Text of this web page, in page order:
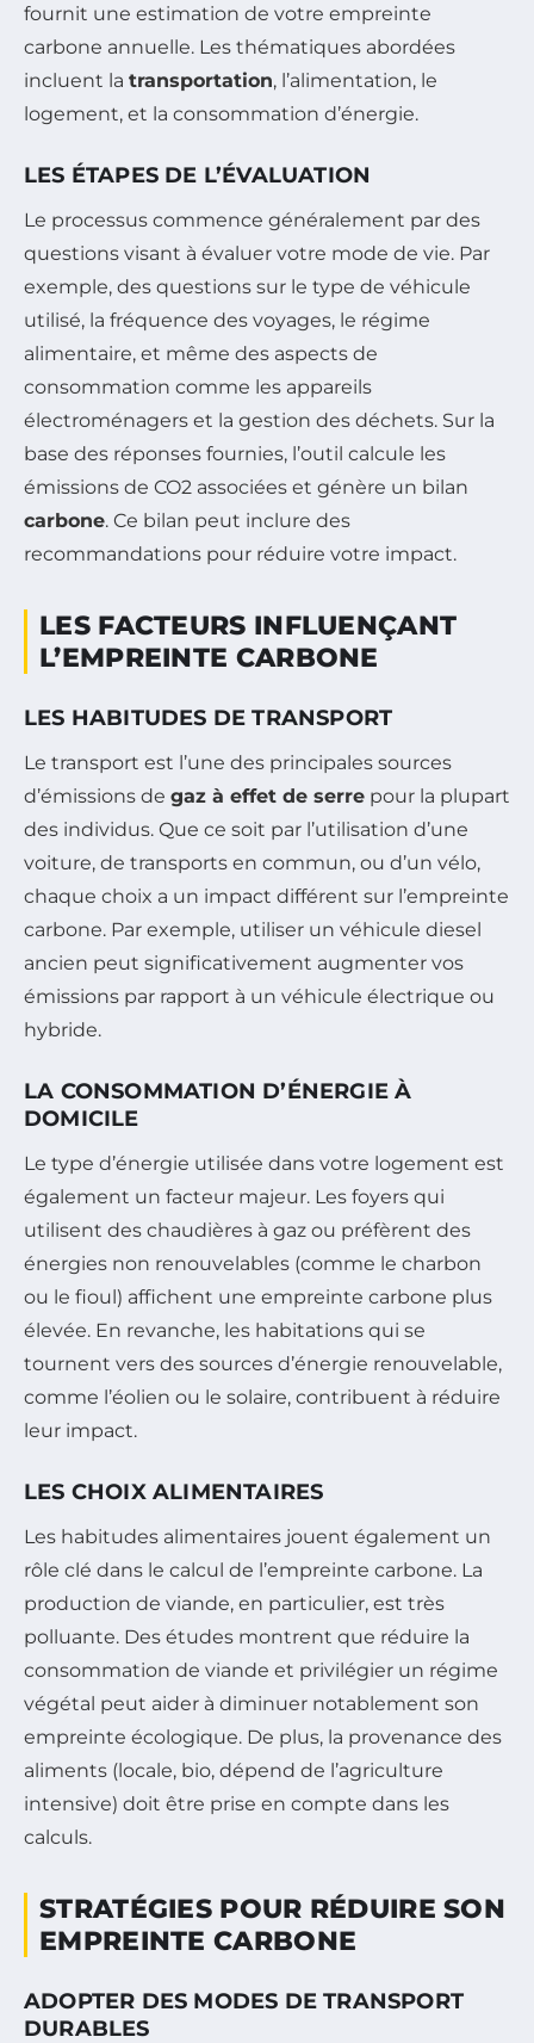
fournit une estimation de votre empreinte
carbone annuelle. Les thématiques abordées
incluent la transportation, l’alimentation, le
logement, et la consommation d’énergie.
LES ÉTAPES DE L’ÉVALUATION
Le processus commence généralement par des
questions visant à évaluer votre mode de vie. Par
exemple, des questions sur le type de véhicule
utilisé, la fréquence des voyages, le régime
alimentaire, et même des aspects de
consommation comme les appareils
électroménagers et la gestion des déchets. Sur la
base des réponses fournies, l’outil calcule les
émissions de CO2 associées et génère un bilan
carbone. Ce bilan peut inclure des
recommandations pour réduire votre impact.
LES FACTEURS INFLUENÇANT
L’EMPREINTE CARBONE
LES HABITUDES DE TRANSPORT
Le transport est l’une des principales sources
d’émissions de gaz à effet de serre pour la plupart
des individus. Que ce soit par l’utilisation d’une
voiture, de transports en commun, ou d’un vélo,
chaque choix a un impact différent sur l’empreinte
carbone. Par exemple, utiliser un véhicule diesel
ancien peut significativement augmenter vos
émissions par rapport à un véhicule électrique ou
hybride.
LA CONSOMMATION D’ÉNERGIE À
DOMICILE
Le type d’énergie utilisée dans votre logement est
également un facteur majeur. Les foyers qui
utilisent des chaudières à gaz ou préfèrent des
énergies non renouvelables (comme le charbon
ou le fioul) affichent une empreinte carbone plus
élevée. En revanche, les habitations qui se
tournent vers des sources d’énergie renouvelable,
comme l’éolien ou le solaire, contribuent à réduire
leur impact.
LES CHOIX ALIMENTAIRES
Les habitudes alimentaires jouent également un
rôle clé dans le calcul de l’empreinte carbone. La
production de viande, en particulier, est très
polluante. Des études montrent que réduire la
consommation de viande et privilégier un régime
végétal peut aider à diminuer notablement son
empreinte écologique. De plus, la provenance des
aliments (locale, bio, dépend de l’agriculture
intensive) doit être prise en compte dans les
calculs.
STRATÉGIES POUR RÉDUIRE SON
EMPREINTE CARBONE
ADOPTER DES MODES DE TRANSPORT
DURABLES